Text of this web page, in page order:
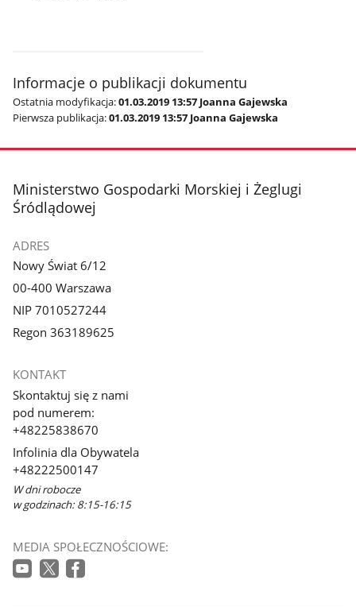
Informacje o publikacji dokumentu
Ostatnia modyfikacja:01.03.2019 13:57 Joanna Gajewska
Pierwsza publikacja:01.03.2019 13:57 Joanna Gajewska
stopka
Ministerstwo Gospodarki Morskiej i Żeglugi
Śródlądowej
ADRES
Nowy Świat 6/12
00-400 Warszawa
NIP 7010527244
Regon 363189625
KONTAKT
Skontaktuj się z nami
pod numerem:
+48225838670
Infolinia dla Obywatela
+48222500147
W dni robocze
w godzinach: 8:15-16:15
MEDIA SPOŁECZNOŚCIOWE: